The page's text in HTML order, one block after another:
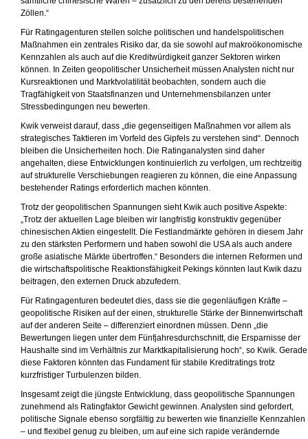
Zöllen.“
Für Ratingagenturen stellen solche politischen und handelspolitischen
Maßnahmen ein zentrales Risiko dar, da sie sowohl auf makroökonomische
Kennzahlen als auch auf die Kreditwürdigkeit ganzer Sektoren wirken
können. In Zeiten geopolitischer Unsicherheit müssen Analysten nicht nur
Kursreaktionen und Marktvolatilität beobachten, sondern auch die
Tragfähigkeit von Staatsfinanzen und Unternehmensbilanzen unter
Stressbedingungen neu bewerten.
Kwik verweist darauf, dass „die gegenseitigen Maßnahmen vor allem als
strategisches Taktieren im Vorfeld des Gipfels zu verstehen sind“. Dennoch
bleiben die Unsicherheiten hoch. Die Ratinganalysten sind daher
angehalten, diese Entwicklungen kontinuierlich zu verfolgen, um rechtzeitig
auf strukturelle Verschiebungen reagieren zu können, die eine Anpassung
bestehender Ratings erforderlich machen könnten.
Trotz der geopolitischen Spannungen sieht Kwik auch positive Aspekte:
„Trotz der aktuellen Lage bleiben wir langfristig konstruktiv gegenüber
chinesischen Aktien eingestellt. Die Festlandmärkte gehören in diesem Jahr
zu den stärksten Performern und haben sowohl die USA als auch andere
große asiatische Märkte übertroffen.“ Besonders die internen Reformen und
die wirtschaftspolitische Reaktionsfähigkeit Pekings könnten laut Kwik dazu
beitragen, den externen Druck abzufedern.
Für Ratingagenturen bedeutet dies, dass sie die gegenläufigen Kräfte –
geopolitische Risiken auf der einen, strukturelle Stärke der Binnenwirtschaft
auf der anderen Seite – differenziert einordnen müssen. Denn „die
Bewertungen liegen unter dem Fünfjahresdurchschnitt, die Ersparnisse der
Haushalte sind im Verhältnis zur Marktkapitalisierung hoch“, so Kwik. Gerade
diese Faktoren könnten das Fundament für stabile Kreditratings trotz
kurzfristiger Turbulenzen bilden.
Insgesamt zeigt die jüngste Entwicklung, dass geopolitische Spannungen
zunehmend als Ratingfaktor Gewicht gewinnen. Analysten sind gefordert,
politische Signale ebenso sorgfältig zu bewerten wie finanzielle Kennzahlen
– und flexibel genug zu bleiben, um auf eine sich rapide verändernde